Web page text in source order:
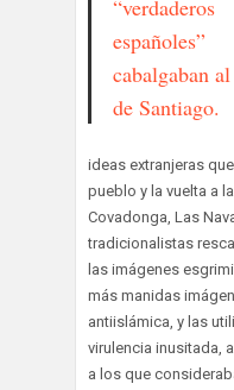
“verdaderos
españoles”
cabalgaban
de Santiago.
ideas extranjeras
pueblo y la vuelta a
Covadonga, Las
tradicionalistas
las imágenes
más manidas
antiislámica, y las
virulencia inusitada,
a los que